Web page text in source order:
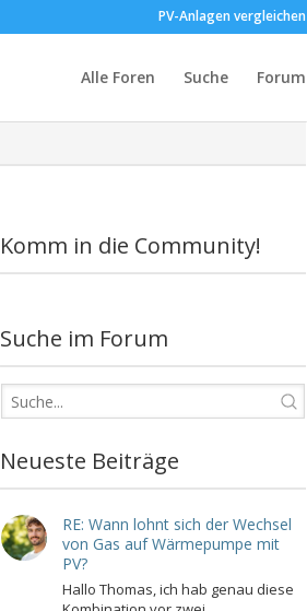
PV-Anlagen vergleichen
Alle Foren Suche Forum
Komm in die Community!
Suche im Forum
Neueste Beiträge
RE: Wann lohnt sich der Wechsel
von Gas auf Wärmepumpe mit
PV?
Hallo Thomas, ich hab genau diese